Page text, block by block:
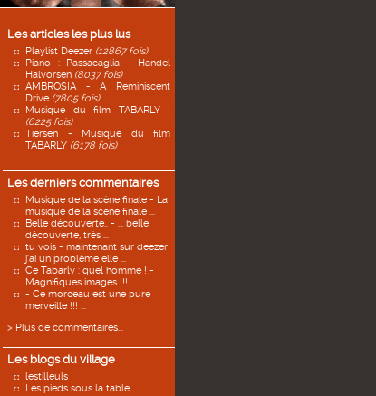
Les articles les plus lus
Playlist Deezer (12867 fois)
Piano : Passacaglia - Handel
Halvorsen (8037 fois)
AMBROSIA - A Reminiscent
Drive (7805 fois)
Musique du film TABARLY !
(6225 fois)
Tiersen - Musique du film
TABARLY (6178 fois)
Les derniers commentaires
Musique de la scène finale - La
musique de la scène finale ...
Belle découverte.. - ... belle
découverte, très ...
tu vois - maintenant sur deezer
j'ai un problème elle ...
Ce Tabarly : quel homme ! -
Magnifiques images !!! ...
- Ce morceau est une pure
merveille !!! ...
> Plus de commentaires...
Les blogs du village
lestilleuls
Les pieds sous la table